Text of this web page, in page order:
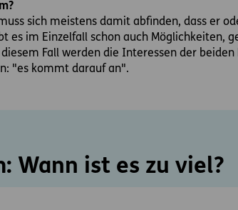
sich meistens damit abfinden, dass er
es im Einzelfall schon auch Möglichkeiten,
Fall werden die Interessen der
"es kommt darauf an".
Wann ist es zu viel?